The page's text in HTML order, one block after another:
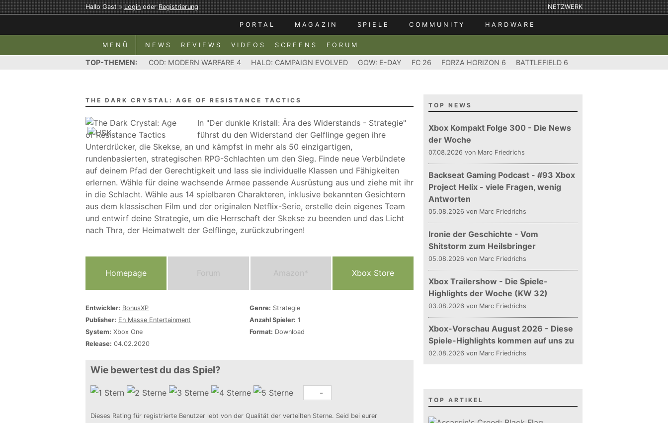
Hallo Gast »LoginoderRegistrierung NETZWERK
PORTAL MAGAZIN SPIELE COMMUNITY HARDWARE
MENÜ NEWS REVIEWS VIDEOS SCREENS FORUM
TOP-THEMEN: COD: MODERN WARFARE 4 HALO: CAMPAIGN EVOLVED GOW: E-DAY FC 26 FORZA HORIZON 6 BATTLEFIELD 6
THE DARK CRYSTAL: AGE OF RESISTANCE TACTICS
In "Der dunkle Kristall: Ära des Widerstands - Strategie"
führst du den Widerstand der Gelflinge gegen ihre
Unterdrücker, die Skekse, an und kämpfst in mehr als 50 einzigartigen,
rundenbasierten, strategischen RPG-Schlachten um den Sieg. Finde neue Verbündete
auf deinem Pfad der Gerechtigkeit und lass sie individuelle Klassen und Fähigkeiten
erlernen. Wähle für deine wachsende Armee passende Ausrüstung aus und ziehe mit ihr
in die Schlacht. Wähle aus 14 spielbaren Charakteren, inklusive bekannten Gesichtern
aus dem klassischen Film und der originalen Netflix-Serie, erstelle dein eigenes Team
und entwirf deine Strategie, um die Herrschaft der Skekse zu beenden und das Licht
nach Thra, der Heimatwelt der Gelflinge, zurückzubringen!
Homepage Forum Amazon* Xbox Store
Entwickler: BonusXP
Publisher: En Masse Entertainment
System: Xbox One
Genre: Strategie
Anzahl Spieler: 1
Format: Download
Release: 04.02.2020
Wie bewertest du das Spiel?
-
Dieses Rating für registrierte Benutzer lebt von der Qualität der verteilten Sterne. Seid bei eurer
TOP NEWS
Xbox Kompakt Folge 300 - Die News
der Woche
07.08.2026 von Marc Friedrichs
Backseat Gaming Podcast - #93 Xbox
Project Helix - viele Fragen, wenig
Antworten
05.08.2026 von Marc Friedrichs
Ironie der Geschichte - Vom
Shitstorm zum Heilsbringer
05.08.2026 von Marc Friedrichs
Xbox Trailershow - Die Spiele-
Highlights der Woche (KW 32)
03.08.2026 von Marc Friedrichs
Xbox-Vorschau August 2026 - Diese
Spiele-Highlights kommen auf uns zu
02.08.2026 von Marc Friedrichs
TOP ARTIKEL